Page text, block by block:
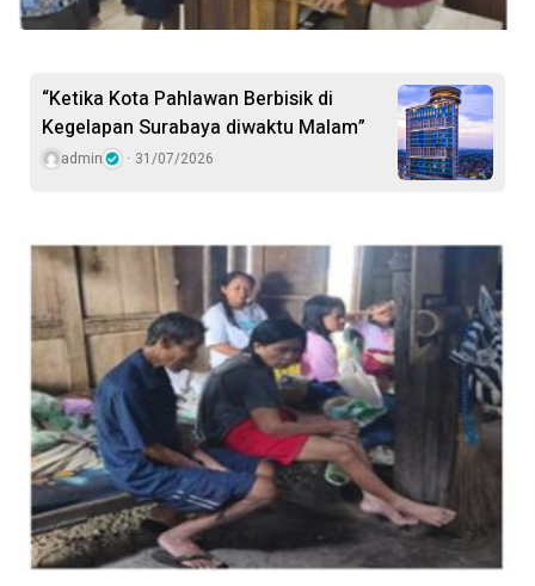
“Ketika Kota Pahlawan Berbisik di
Kegelapan Surabaya diwaktu Malam”
admin 31/07/2026